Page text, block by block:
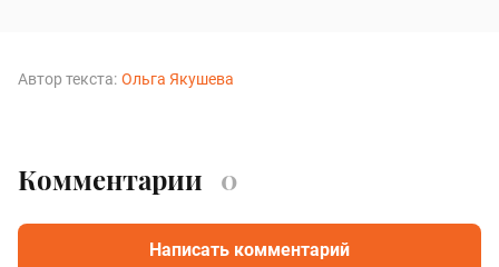
Автор текста: Ольга Якушева
Комментарии 0
Написать комментарий